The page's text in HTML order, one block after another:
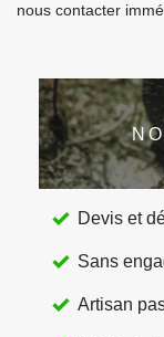
nous contacter
Devis et
Sans
Artisan